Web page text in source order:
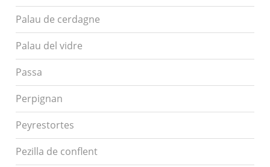
Palau de cerdagne
Palau del vidre
Passa
Perpignan
Peyrestortes
Pezilla de conflent